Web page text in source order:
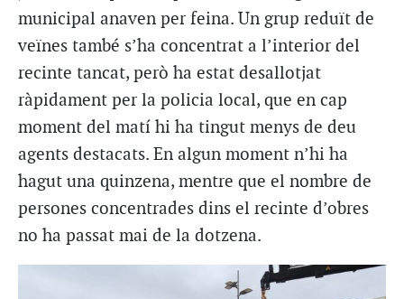
municipal anaven per feina. Un grup reduït de
veïnes també s’ha concentrat a l’interior del
recinte tancat, però ha estat desallotjat
ràpidament per la policia local, que en cap
moment del matí hi ha tingut menys de deu
agents destacats. En algun moment n’hi ha
hagut una quinzena, mentre que el nombre de
persones concentrades dins el recinte d’obres
no ha passat mai de la dotzena.